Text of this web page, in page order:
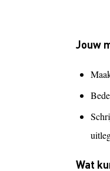
Jouw
Wat